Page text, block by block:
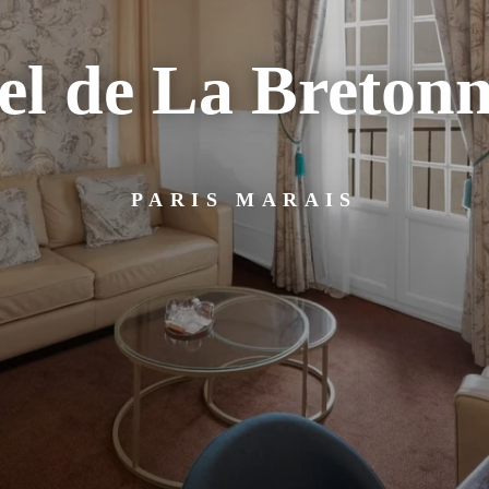
de La
PARIS MARAIS